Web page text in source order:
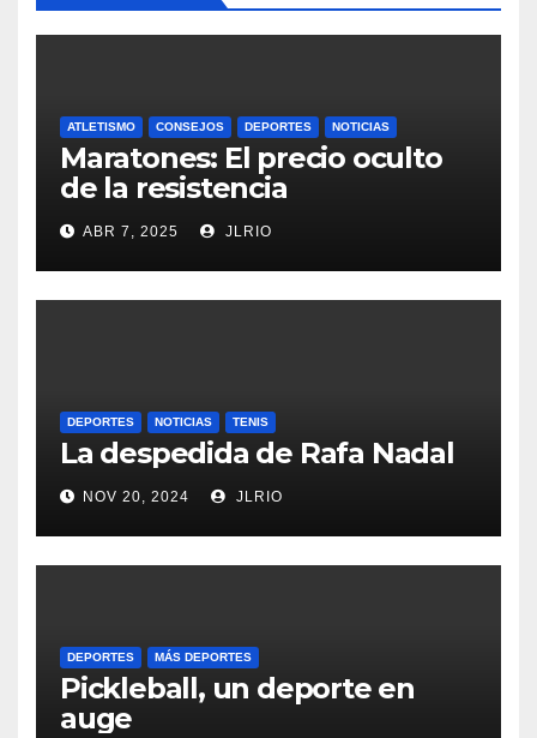
ATLETISMO CONSEJOS DEPORTES NOTICIAS
Maratones: El precio oculto
de la resistencia
ABR 7, 2025 JLRIO
DEPORTES NOTICIAS TENIS
La despedida de Rafa Nadal
NOV 20, 2024 JLRIO
DEPORTES MÁS DEPORTES
Pickleball, un deporte en
auge